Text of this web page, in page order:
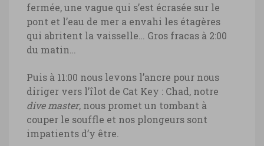
fermée, une vague qui s’est écrasée sur le
pont et l’eau de mer a envahi les étagères
qui abritent la vaisselle… Gros fracas à 2:00
du matin…
Puis à 11:00 nous levons l’ancre pour nous
diriger vers l’îlot de Cat Key : Chad, notre
dive master, nous promet un tombant à
couper le souffle et nos plongeurs sont
impatients d’y être.